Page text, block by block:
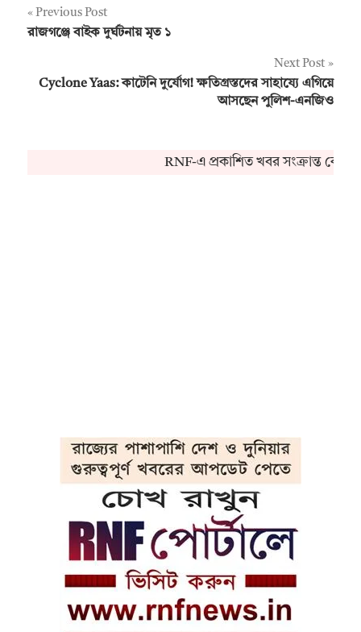
Post
Previous Post
রাজগঞ্জে বাইক দুর্ঘটনায় মৃত ১
Next Post
Cyclone Yaas: কাটেনি দুর্যোগ! ক্ষতিগ্রস্তদের সাহায্যে এগিয়ে
আসছেন পুলিশ-এনজিও
RNF-এ প্রকাশিত খবর সংক্রান্ত